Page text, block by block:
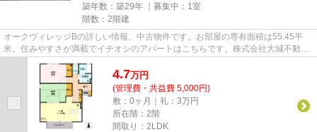
築年数：築29年 ｜募集中： 1室
階数：2階建
オークヴィレッジBの詳しい情報。中古物件です。お部屋の専有面積は55.45平
米。住みやすさが満載でイチオシのアパートはこちらです。株式会社大城不動産
はお客様のよりよい住まい探し...
4.7万円
(管理費・共益費 5,000円)
敷：0ヶ月｜礼：3万円
所在階：2階
間取り：2LDK